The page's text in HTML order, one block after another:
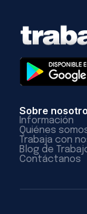
Sobre
Información
Quiénes
Trabaja con
Blog de
Contáctanos